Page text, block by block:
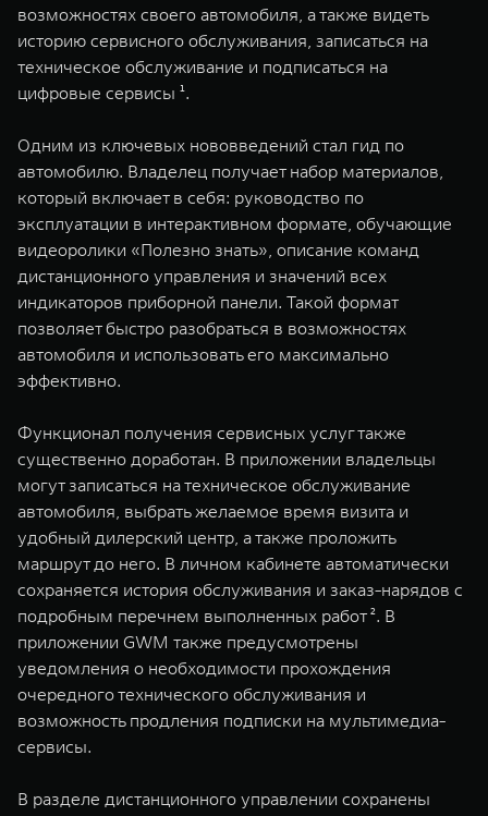
Масштаб возможностей
от 6 449 000 ₽
Масштаб
от 8 099
возможностях своего автомобиля, а также видеть
историю сервисного обслуживания, записаться на
техническое обслуживание и подписаться на
цифровые сервисы ¹.
Одним из ключевых нововведений стал гид по
автомобилю. Владелец получает набор материалов,
который включает в себя: руководство по
эксплуатации в интерактивном формате, обучающие
видеоролики «Полезно знать», описание команд
дистанционного управления и значений всех
индикаторов приборной панели. Такой формат
позволяет быстро разобраться в возможностях
автомобиля и использовать его максимально
эффективно.
Функционал получения сервисных услуг также
существенно доработан. В приложении владельцы
могут записаться на техническое обслуживание
автомобиля, выбрать желаемое время визита и
удобный дилерский центр, а также проложить
маршрут до него. В личном кабинете автоматически
сохраняется история обслуживания и заказ-нарядов с
подробным перечнем выполненных работ ². В
приложении GWM также предусмотрены
уведомления о необходимости прохождения
очередного технического обслуживания и
возможность продления подписки на мультимедиа-
сервисы.
В разделе дистанционного управлении сохранены